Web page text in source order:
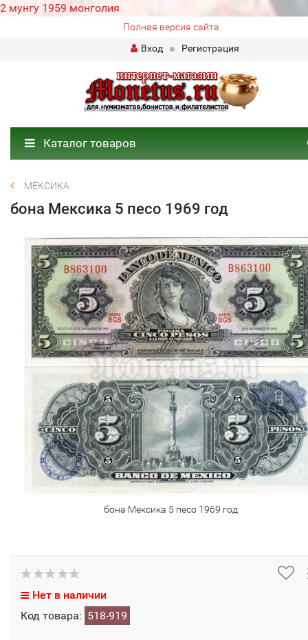
2 мунгу 1959 монголия
Полная версия сайта
Вход
Регистрация
Каталог товаров
МЕКСИКА
бона Мексика 5 песо 1969 год
бона Мексика 5 песо 1969 год
Нет в наличии
Код товара: 518-919